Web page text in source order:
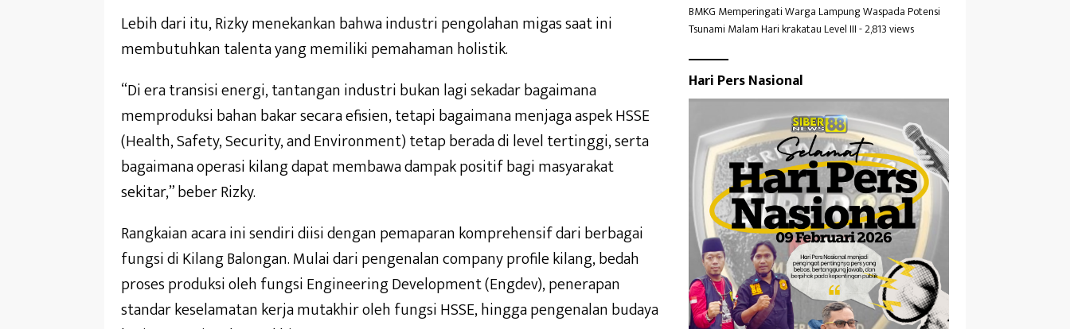
Lebih dari itu, Rizky menekankan bahwa industri pengolahan migas saat ini
membutuhkan talenta yang memiliki pemahaman holistik.
“Di era transisi energi, tantangan industri bukan lagi sekadar bagaimana
memproduksi bahan bakar secara efisien, tetapi bagaimana menjaga aspek HSSE
(Health, Safety, Security, and Environment) tetap berada di level tertinggi, serta
bagaimana operasi kilang dapat membawa dampak positif bagi masyarakat
sekitar,” beber Rizky.
Rangkaian acara ini sendiri diisi dengan pemaparan komprehensif dari berbagai
fungsi di Kilang Balongan. Mulai dari pengenalan company profile kilang, bedah
proses produksi oleh fungsi Engineering Development (Engdev), penerapan
standar keselamatan kerja mutakhir oleh fungsi HSSE, hingga pengenalan budaya
BMKG Memperingati Warga Lampung Waspada Potensi
Tsunami Malam Hari krakatau Level III- 2,813 views
Hari Pers Nasional